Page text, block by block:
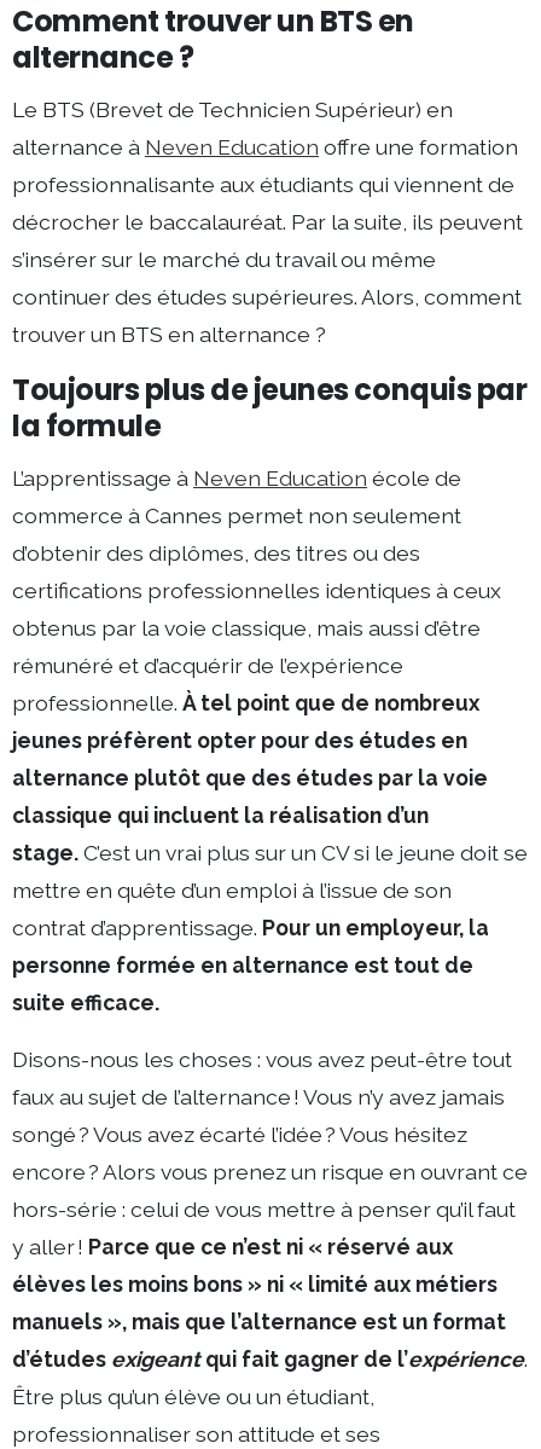
Comment trouver un BTS en
alternance ?
Le BTS (Brevet de Technicien Supérieur) en
alternance à Neven Education offre une formation
professionnalisante aux étudiants qui viennent de
décrocher le baccalauréat. Par la suite, ils peuvent
s’insérer sur le marché du travail ou même
continuer des études supérieures. Alors, comment
trouver un BTS en alternance ?
Toujours plus de jeunes conquis par
la formule
L’apprentissage à Neven Education école de
commerce à Cannes permet non seulement
d’obtenir des diplômes, des titres ou des
certifications professionnelles identiques à ceux
obtenus par la voie classique, mais aussi d’être
rémunéré et d’acquérir de l’expérience
professionnelle. À tel point que de nombreux
jeunes préfèrent opter pour des études en
alternance plutôt que des études par la voie
classique qui incluent la réalisation d’un
stage.C’est un vrai plus sur un CV si le jeune doit se
mettre en quête d’un emploi à l’issue de son
contrat d’apprentissage. Pour un employeur, la
personne formée en alternance est tout de
suite efficace.
Disons-nous les choses : vous avez peut-être tout
faux au sujet de l’alternance ! Vous n’y avez jamais
songé ? Vous avez écarté l’idée ? Vous hésitez
encore ? Alors vous prenez un risque en ouvrant ce
hors-série : celui de vous mettre à penser qu’il faut
y aller ! Parce que ce n’est ni « réservé aux
élèves les moins bons » ni « limité aux métiers
manuels », mais que l’alternance est un format
d’études exigeantqui fait gagner de l’expérience.
Être plus qu’un élève ou un étudiant,
professionnaliser son attitude et ses